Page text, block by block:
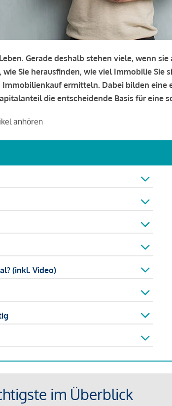
Gerade deshalb stehen viele, wenn
Sie herausfinden, wie viel Immobilie Sie
ermitteln. Dabei bilden eine
die entscheidende Basis für eine
anhören
(inkl. Video)
im Überblick